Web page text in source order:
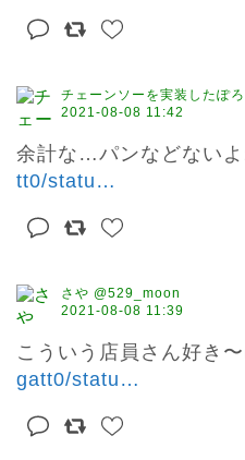
チェーンソーを実装したぽ
2021-08-08 11:42
余計な…パンなどない
tt0/statu …
さや @529_moon
2021-08-08 11:39
こういう店員さん好き
gatt0/statu …